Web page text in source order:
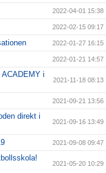
2022-04-01 15:38
2022-02-15 09:17
2022-01-27 16:15
2022-01-21 14:57
i
2021-11-18 08:13
2021-09-21 13:56
direkt i
2021-09-16 13:49
2021-09-08 09:47
2021-05-20 10:29